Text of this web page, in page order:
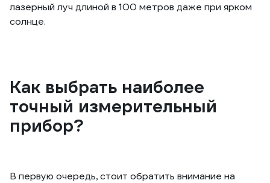
лазерный луч длиной в 100 метров даже при ярком
солнце.
Как выбрать наиболее
точный измерительный
прибор?
В первую очередь, стоит обратить внимание на